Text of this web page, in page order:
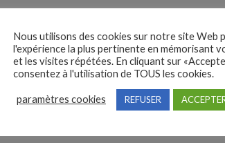
Agriculture
Emploi
Chargé / Chargée de
parAgriculture Emploi
87000 Limoges
Nous utilisons des cookies sur notre site Web
l'expérience la plus pertinente en mémorisant
et les visites répétées. En cliquant sur
consentez à l'utilisation de TOUS les cookies.
paramètres cookies REFUSER